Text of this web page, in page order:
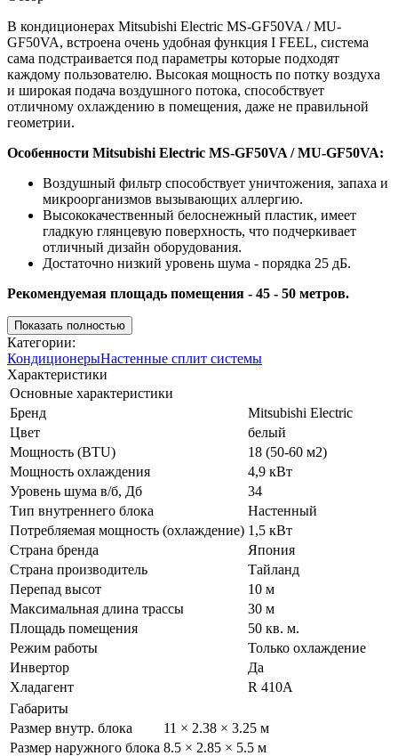
В кондиционерах Mitsubishi Electric MS-GF50VA / MU-
GF50VA, встроена очень удобная функция I FEEL, система
сама подстраивается под параметры которые подходят
каждому пользователю. Высокая мощность по потку воздуха
и широкая подача воздушного потока, способствует
отличному охлаждению в помещения, даже не правильной
геометрии.
Особенности Mitsubishi Electric MS-GF50VA / MU-GF50VA:
Воздушный фильтр способствует уничтожения, запаха и
микроорганизмов вызывающих аллергию.
Высококачественный белоснежный пластик, имеет
гладкую глянцевую поверхность, что подчеркивает
отличный дизайн оборудования.
Достаточно низкий уровень шума - порядка 25 дБ.
Рекомендуемая площадь помещения - 45 - 50 метров.
Показать полностью
Категории:
КондиционерыНастенные сплит системы
Характеристики
Основные характеристики
Бренд
Mitsubishi Electric
Цвет
белый
Мощность (BTU)
18 (50-60 м2)
Мощность охлаждения
4,9 кВт
Уровень шума в/б, Дб
34
Тип внутреннего блока
Настенный
Потребляемая мощность (охлаждение) 1,5 кВт
Страна бренда
Япония
Страна производитель
Тайланд
Перепад высот
10 м
Максимальная длина трассы
30 м
Площадь помещения
50 кв. м.
Режим работы
Только охлаждение
Инвертор
Да
Хладагент
R 410A
Габариты
Размер внутр. блока
11 × 2.38 × 3.25 м
Размер наружного блока 8.5 × 2.85 × 5.5 м